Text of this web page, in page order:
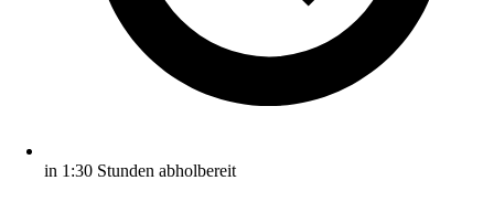
in 1:30 Stunden abholbereit